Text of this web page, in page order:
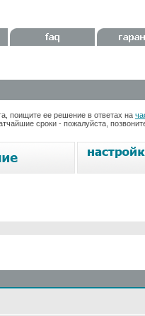
поищите ее решение в ответах на
сроки - пожалуйста,